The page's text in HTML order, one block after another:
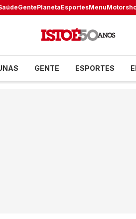
GentePlanetaEsportesMenu
GENTE ESPORTES